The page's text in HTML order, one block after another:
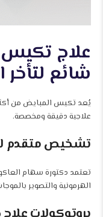
علاج
شائع لتأخر
يُعد تكيس المبايض من
علاجية دقيقة ومخصصة.
تشخيص متقدم
تعتمد دكتورة سهام
الهرمونية والتصوير